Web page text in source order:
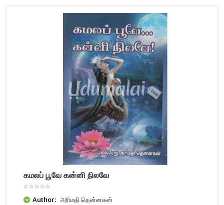
கமலப் பூவே கன்னி நிலவே
Author: அரிமதி தென்னகன்